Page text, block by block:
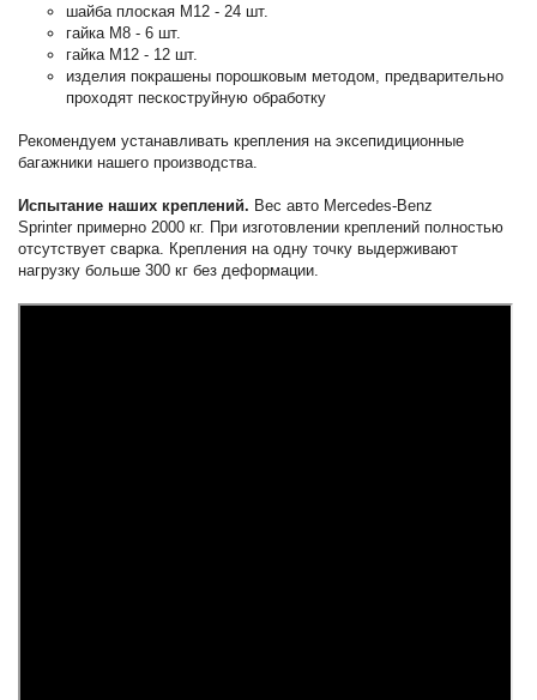
шайба плоская М12 - 24 шт.
гайка М8 - 6 шт.
гайка М12 - 12 шт.
изделия покрашены порошковым методом, предварительно
проходят пескоструйную обработку
Рекомендуем устанавливать крепления на эксепидиционные
багажники нашего производства.
Испытание наших креплений. Вес авто Mercedes-Benz
Sprinter примерно 2000 кг. При изготовлении креплений полностью
отсутствует сварка. Крепления на одну точку выдерживают
нагрузку больше 300 кг без деформации.